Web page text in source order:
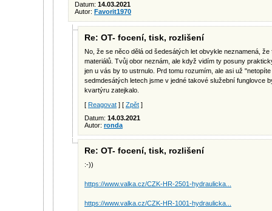
Datum: 14.03.2021
Autor: Favorit1970
Re: OT- focení, tisk, rozlišení
No, že se něco dělá od šedesátých let obvykle neznamená,
materiálů. Tvůj obor neznám, ale když vidím ty posuny
jen u vás by to ustrnulo. Prd tomu rozumím, ale asi už
sedmdesátých letech jsme v jedné takové služební funglovce
kvartýru zatejkalo.
[ Reagovat ] [ Zpět ]
Datum: 14.03.2021
Autor: ronda
Re: OT- focení, tisk, rozlišení
:-))
https://www.valka.cz/CZK-HR-2501-hydraulicka...
https://www.valka.cz/CZK-HR-1001-hydraulicka...